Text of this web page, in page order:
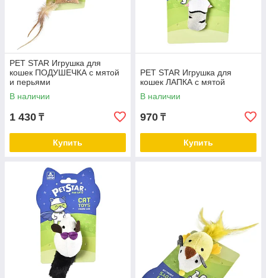
PET STAR Игрушка для
кошек ПОДУШЕЧКА с мятой
и перьями
В наличии
1 430 ₸
Купить
PET STAR Игрушка для
кошек ЛАПКА с мятой
В наличии
970 ₸
Купить